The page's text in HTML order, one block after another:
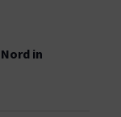
in